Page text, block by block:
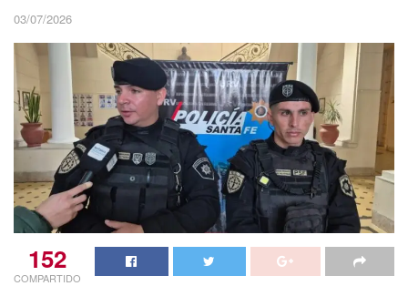
03/07/2026
152
COMPARTIDO